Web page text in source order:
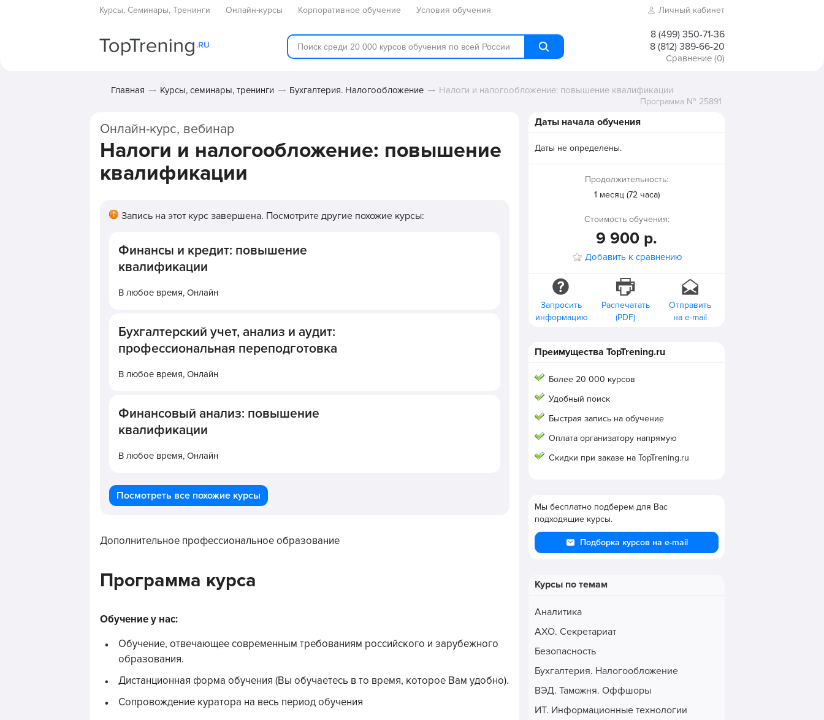
Курсы, Семинары, Тренинги Онлайн-курсы Корпоративное обучение Условия обучения Личный кабинет
8 (499) 350-71-36
8 (812) 389-66-20
Сравнение (0)
Главная Курсы, семинары, тренинги Бухгалтерия. Налогообложение Налоги и налогообложение: повышение квалификации
Онлайн-курс, вебинар
Налоги и налогообложение: повышение
квалификации
Запись на этот курс завершена. Посмотрите другие похожие курсы:
Финансы и кредит: повышение
квалификации
В любое время, Онлайн
Бухгалтерский учет, анализ и аудит:
профессиональная переподготовка
В любое время, Онлайн
Финансовый анализ: повышение
квалификации
В любое время, Онлайн
Посмотреть все похожие курсы
Дополнительное профессиональное образование
Программа курса
Обучение у нас:
Обучение, отвечающее современным требованиям российского и зарубежного
образования.
Дистанционная форма обучения (Вы обучаетесь в то время, которое Вам удобно).
Сопровождение куратора на весь период обучения
Программа № 25891
Даты начала обучения
Даты не определены.
Продолжительность:
1 месяц (72 часа)
Стоимость обучения:
9 900 р.
Добавить к сравнению
Запросить
информацию
Распечатать
(PDF)
Отправить
на e-mail
Преимущества TopTrening.ru
Более 20 000 курсов
Удобный поиск
Быстрая запись на обучение
Оплата организатору напрямую
Скидки при заказе на TopTrening.ru
Мы бесплатно подберем для Вас
подходящие курсы.
Подборка курсов на e-mail
Курсы по темам
Аналитика
АХО. Секретариат
Безопасность
Бухгалтерия. Налогообложение
ВЭД. Таможня. Оффшоры
ИТ. Информационные технологии